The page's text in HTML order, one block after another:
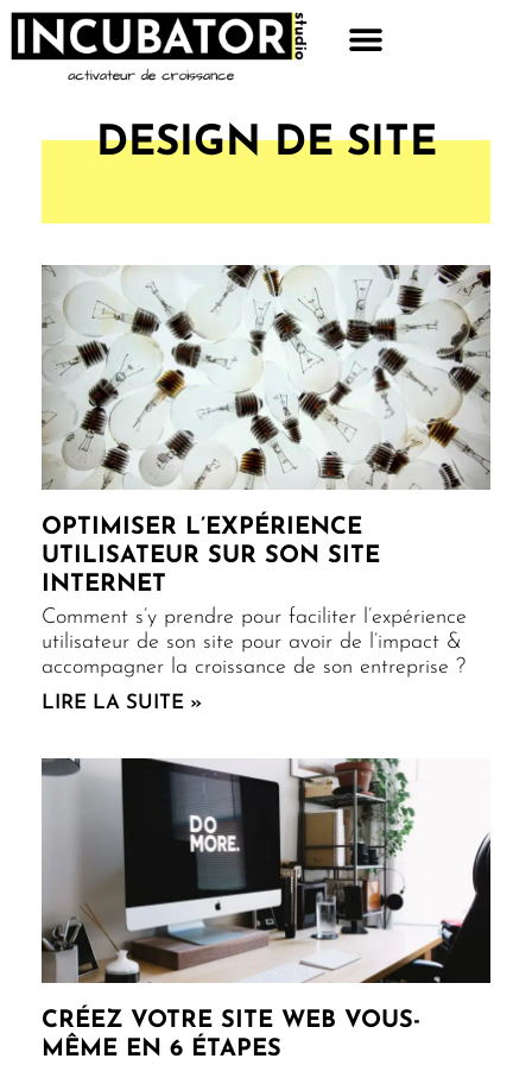
DESIGN DE SITE
OPTIMISER L’EXPÉRIENCE
UTILISATEUR SUR SON SITE
INTERNET
Comment s’y prendre pour faciliter l’expérience
utilisateur de son site pour avoir de l’impact &
accompagner la croissance de son entreprise ?
LIRE LA SUITE »
CRÉEZ VOTRE SITE WEB VOUS-
MÊME EN 6 ÉTAPES